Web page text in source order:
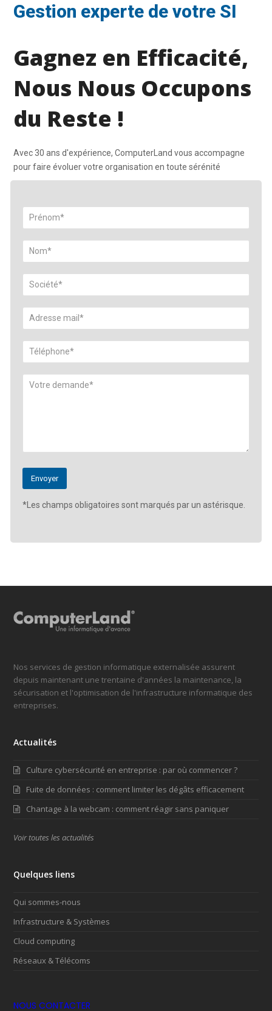
Gestion experte de votre SI
Gagnez en Efficacité,
Nous Nous Occupons
du Reste !
Avec 30 ans d'expérience, ComputerLand vous accompagne
pour faire évoluer votre organisation en toute sérénité
*Les champs obligatoires sont marqués par un astérisque.
Nos services de gestion informatique externalisée assurent
depuis maintenant une trentaine d'années la maintenance, la
sécurisation et l'optimisation de l'infrastructure informatique des
entreprises.
Actualités
Culture cybersécurité en entreprise : par où commencer ?
Fuite de données : comment limiter les dégâts efficacement
Chantage à la webcam : comment réagir sans paniquer
Voir toutes les actualités
Quelques liens
Qui sommes-nous
Infrastructure & Systèmes
Cloud computing
Réseaux & Télécoms
NOUS CONTACTER